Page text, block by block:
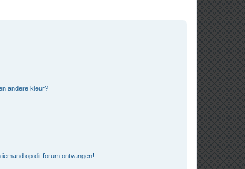
andere kleur?
op dit forum ontvangen!